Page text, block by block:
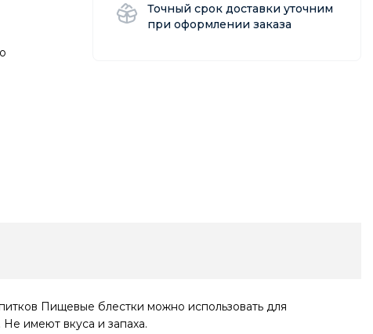
Точный срок доставки уточним
при оформлении заказа
Пищевые блестки можно использовать для
имеют вкуса и запаха.